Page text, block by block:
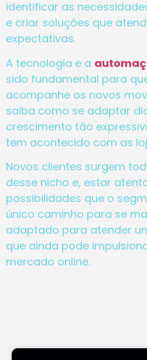
identificar as
e criar soluções que
expectativas.
A tecnologia e a
sido fundamental para
acompanhe os novos
saiba como se adaptar
crescimento tão
tem acontecido com as
Novos clientes surgem
desse nicho e, estar
possibilidades que o
único caminho para se
adaptado para atender
que ainda pode
mercado online.